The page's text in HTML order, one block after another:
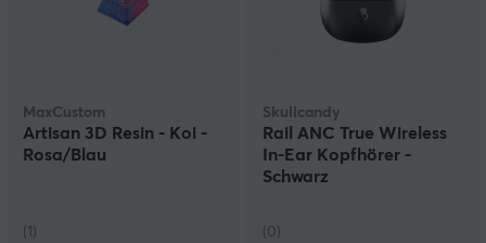
MaxCustom
Artisan 3D Resin - Koi -
Rosa/Blau
(1)
Skullcandy
Rail ANC True Wireless
In-Ear Kopfhörer -
Schwarz
(0)